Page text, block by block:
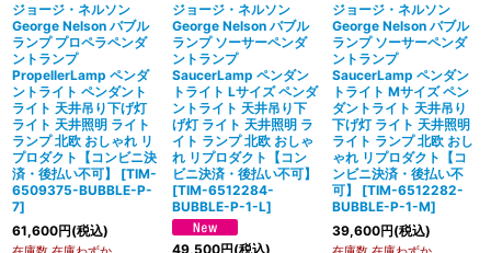
ジョージ・ネルソン
George Nelson バブル
ランプ プロペラペンダ
ントランプ
PropellerLamp ペンダ
ントライト ペンダント
ライト 天井吊り下げ灯
ライト 天井照明 ライト
ランプ 北欧 おしゃれ リ
プロダクト【コンビニ決
済・後払い不可】
[TIM-
6509375-BUBBLE-P-
7]
61,600円(税込)
ジョージ・ネルソン
George Nelson バブル
ランプ ソーサーペンダ
ントランプ
SaucerLamp ペンダン
トライト Lサイズ ペンダ
ントライト 天井吊り下
げ灯 ライト 天井照明 ラ
イト ランプ 北欧 おしゃ
れ リプロダクト【コン
ビニ決済・後払い不可】
[TIM-6512284-
BUBBLE-P-1-L]
49,500円(税込)
ジョージ・ネルソン
George Nelson バブル
ランプ ソーサーペンダ
ントランプ
SaucerLamp ペンダン
トライト Mサイズ ペン
ダントライト 天井吊り
下げ灯 ライト 天井照明
ライト ランプ 北欧 おし
ゃれ リプロダクト【コ
ンビニ決済・後払い不
可】
[TIM-6512282-
BUBBLE-P-1-M]
39,600円(税込)